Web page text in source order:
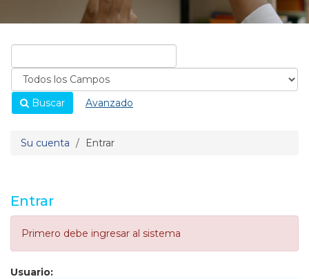
Buscar Avanzado
Su cuenta Entrar
Entrar
Primero debe ingresar al sistema
Usuario: